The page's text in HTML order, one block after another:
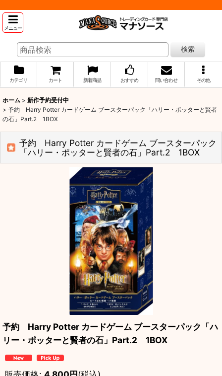
メニュー
検索
カテゴリ カート 新着商品 おすすめ 問い合わせ その他
ホーム > 新作予約受付中
> 予約 Harry Potter カードゲーム ブースターパック「ハリー・ポッターと賢者
の石」Part.2 1BOX
予約 Harry Potter カードゲーム ブースターパック
「ハリー・ポッターと賢者の石」Part.2 1BOX
予約 Harry Potter カードゲーム ブースターパック「ハ
リー・ポッターと賢者の石」Part.2 1BOX